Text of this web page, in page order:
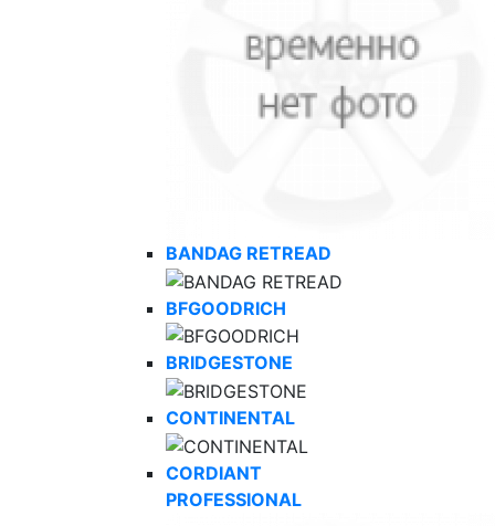
BANDAG RETREAD
BFGOODRICH
BRIDGESTONE
CONTINENTAL
CORDIANT
PROFESSIONAL